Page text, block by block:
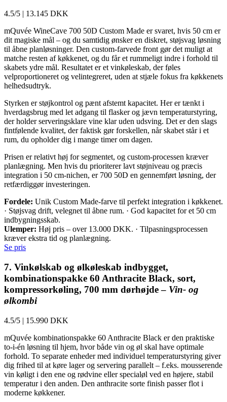
4.5/5 | 13.145 DKK
mQuvée WineCave 700 50D Custom Made er svaret, hvis 50 cm er
dit magiske mål – og du samtidig ønsker en diskret, støjsvag løsning
til åbne planløsninger. Den custom-farvede front gør det muligt at
matche resten af køkkenet, og du får et rummeligt indre i forhold til
skabets ydre mål. Resultatet er et vinkøleskab, der føles
velproportioneret og velintegreret, uden at stjæle fokus fra køkkenets
helhedsudtryk.
Styrken er støjkontrol og pænt afstemt kapacitet. Her er tænkt i
hverdagsbrug med let adgang til flasker og jævn temperaturstyring,
der holder serveringsklare vine klar uden udsving. Det er den slags
fintfølende kvalitet, der faktisk gør forskellen, når skabet står i et
rum, du opholder dig i mange timer om dagen.
Prisen er relativt høj for segmentet, og custom-processen kræver
planlægning. Men hvis du prioriterer lavt støjniveau og præcis
integration i 50 cm-nichen, er 700 50D en gennemført løsning, der
retfærdiggør investeringen.
Fordele: Unik Custom Made-farve til perfekt integration i køkkenet.
· Støjsvag drift, velegnet til åbne rum. · God kapacitet for et 50 cm
indbygningsskab.
Ulemper: Høj pris – over 13.000 DKK. · Tilpasningsprocessen
kræver ekstra tid og planlægning.
Se pris
7. Vinkølskab og ølkøleskab indbygget,
kombinationspakke 60 Anthracite Black, sort,
kompressorkøling, 700 mm dørhøjde – Vin- og
ølkombi
4.5/5 | 15.990 DKK
mQuvée kombinationspakke 60 Anthracite Black er den praktiske
to-i-én løsning til hjem, hvor både vin og øl skal have optimale
forhold. To separate enheder med individuel temperaturstyring giver
dig frihed til at køre lager og servering parallelt – f.eks. mousserende
vin køligt i den ene og rødvine eller specialøl ved en højere, stabil
temperatur i den anden. Den anthracite sorte finish passer flot i
moderne køkkener.